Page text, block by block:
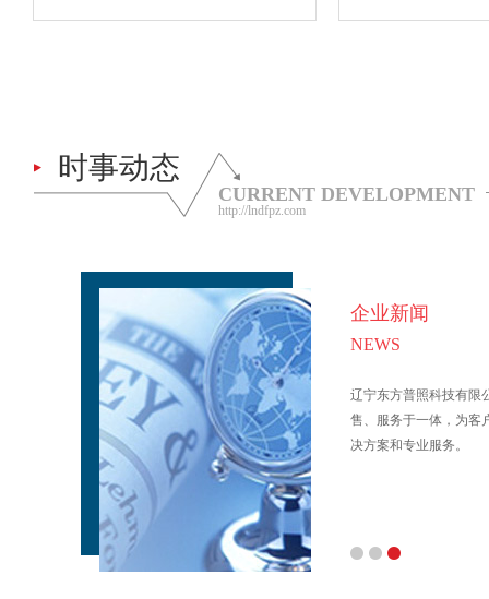
时事动态
CURRENT DEVELOPMENT
http://lndfpz.com
企业新闻
NEWS
辽宁东方普照科技有限
售、服务于一体，为客
决方案和专业服务。
3